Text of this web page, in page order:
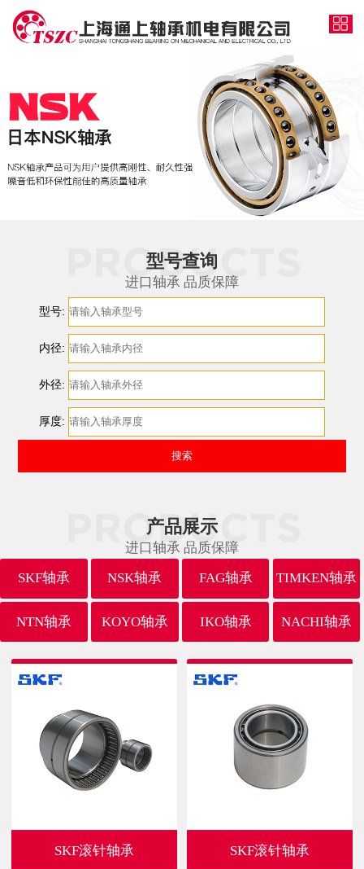
型号查询
进口轴承 品质保障
型号:
内径:
外径:
厚度:
产品展示
进口轴承 品质保障
SKF轴承
NSK轴承 FAG轴承 TIMKEN轴承
NTN轴承 KOYO轴承 IKO轴承 NACHI轴承
SKF滚针轴承 SKF滚针轴承